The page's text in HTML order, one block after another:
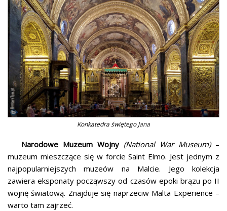
Konkatedra świętego Jana
Narodowe Muzeum Wojny (National War Museum)–
muzeum mieszczące się w forcie Saint Elmo. Jest jednym z
najpopularniejszych muzeów na Malcie. Jego kolekcja
zawiera eksponaty począwszy od czasów epoki brązu po II
wojnę światową. Znajduje się naprzeciw Malta Experience –
warto tam zajrzeć.